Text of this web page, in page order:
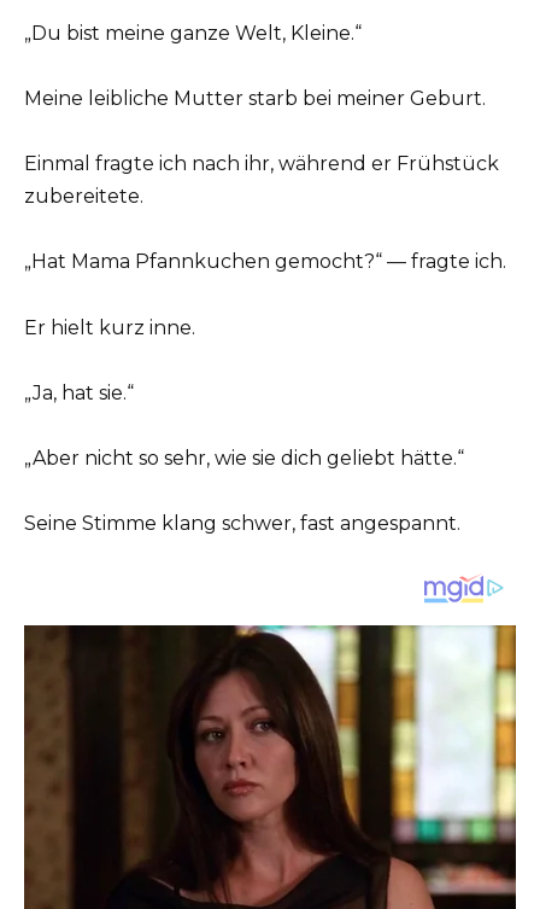
„Du bist meine ganze Welt, Kleine.“
Meine leibliche Mutter starb bei meiner Geburt.
Einmal fragte ich nach ihr, während er Frühstück
zubereitete.
„Hat Mama Pfannkuchen gemocht?“ — fragte ich.
Er hielt kurz inne.
„Ja, hat sie.“
„Aber nicht so sehr, wie sie dich geliebt hätte.“
Seine Stimme klang schwer, fast angespannt.